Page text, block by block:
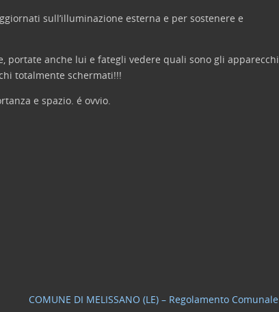
sull’illuminazione esterna e per sostenere e
portate anche lui e fategli vedere quali sono gli apparecchi
totalmente schermati!!!
e spazio. é ovvio.
COMUNE DI MELISSANO (LE) – Regolamento Comunale